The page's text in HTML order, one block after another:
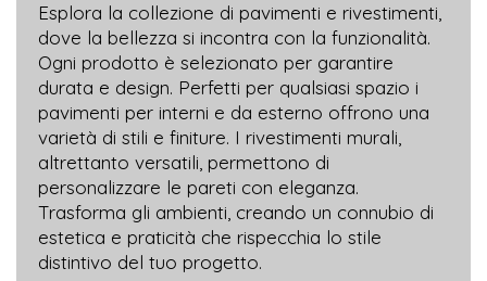
Esplora la collezione di pavimenti e rivestimenti,
dove la bellezza si incontra con la funzionalità.
Ogni prodotto è selezionato per garantire
durata e design. Perfetti per qualsiasi spazio i
pavimenti per interni e da esterno offrono una
varietà di stili e finiture. I rivestimenti murali,
altrettanto versatili, permettono di
personalizzare le pareti con eleganza.
Trasforma gli ambienti, creando un connubio di
estetica e praticità che rispecchia lo stile
distintivo del tuo progetto.